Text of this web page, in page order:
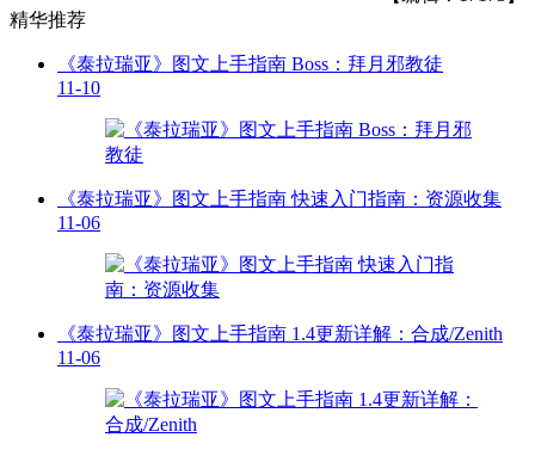
精华推荐
《泰拉瑞亚》图文上手指南 Boss：拜月邪教徒
11-10
《泰拉瑞亚》图文上手指南 快速入门指南：资源收集
11-06
《泰拉瑞亚》图文上手指南 1.4更新详解：合成/Zenith
11-06